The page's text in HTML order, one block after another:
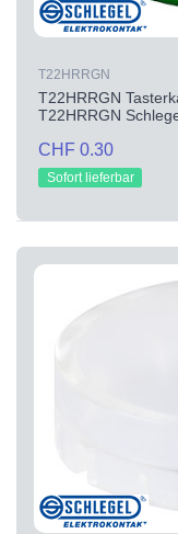
T22HRRGN
T22HRRGN
T22HRRGN
CHF 0.30
Sofort lieferbar